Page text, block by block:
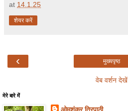
at 14.1.25
शेयर करें
‹ मुख्यपृष्ठ
वेब वर्शन देखें
मेरे बारे में